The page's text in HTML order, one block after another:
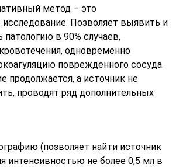
метод – это
исследование. Позволяет выявить и
патологию в 90% случаев,
одновременно
поврежденного сосуда.
продолжается, а источник не
проводят ряд дополнительных
(позволяет найти источник
интенсивностью не более 0,5 мл в